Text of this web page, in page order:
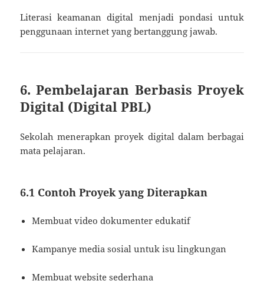
Literasi keamanan digital menjadi pondasi untuk
penggunaan internet yang bertanggung jawab.
6. Pembelajaran Berbasis Proyek
Digital (Digital PBL)
Sekolah menerapkan proyek digital dalam berbagai
mata pelajaran.
6.1 Contoh Proyek yang Diterapkan
Membuat video dokumenter edukatif
Kampanye media sosial untuk isu lingkungan
Membuat website sederhana